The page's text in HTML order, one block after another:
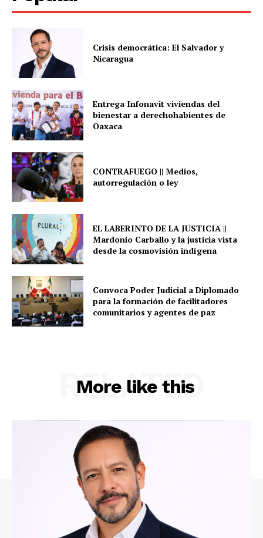
Crisis democrática: El Salvador y
Nicaragua
Entrega Infonavit viviendas del
bienestar a derechohabientes de
Oaxaca
CONTRAFUEGO || Medios,
autorregulación o ley
EL LABERINTO DE LA JUSTICIA ||
Mardonio Carballo y la justicia vista
desde la cosmovisión indígena
Convoca Poder Judicial a Diplomado
para la formación de facilitadores
comunitarios y agentes de paz
More like this
RELATED